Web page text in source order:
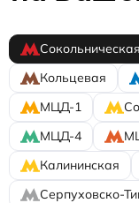
Сокольническая
Кольцевая
МЦД-1
МЦД-4
Калининская
Серпуховско-